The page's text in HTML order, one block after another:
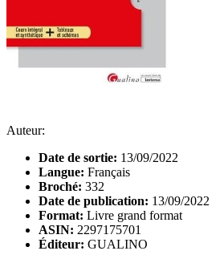
Auteur:
Date de sortie: 13/09/2022
Langue: Français
Broché: 332
Date de publication: 13/09/2022
Format: Livre grand format
ASIN: 2297175701
Éditeur: GUALINO